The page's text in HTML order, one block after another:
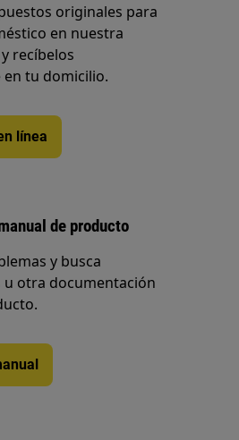
originales para
en nuestra
recíbelos
tu domicilio.
línea
de producto
y busca
u otra documentación